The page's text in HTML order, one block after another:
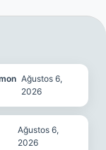
Ağustos 6,
2026
Ağustos 6,
2026